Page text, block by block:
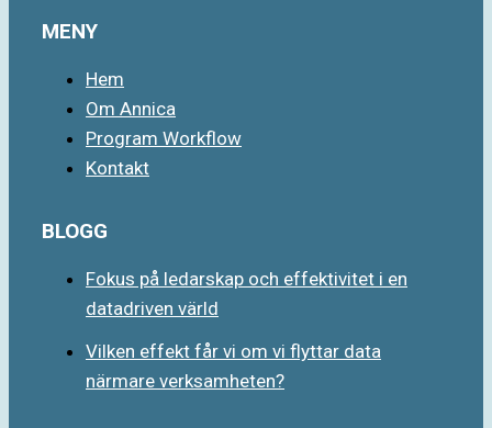
MENY
Hem
Om Annica
Program Workflow
Kontakt
BLOGG
Fokus på ledarskap och effektivitet i en
datadriven värld
Vilken effekt får vi om vi flyttar data
närmare verksamheten?